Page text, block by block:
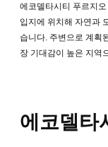
에코델타시티 푸르지
입지에 위치해 자연과
습니다. 주변으로 계획
장 기대감이 높은 지역
에코델타